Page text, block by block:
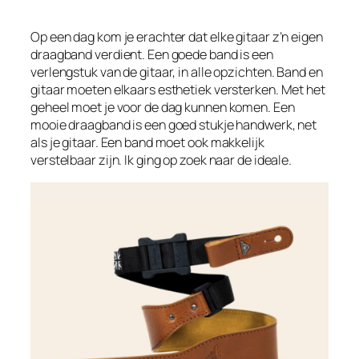
Op een dag kom je erachter dat elke gitaar z’n eigen
draagband verdient. Een goede band is een
verlengstuk van de gitaar, in alle opzichten. Band en
gitaar moeten elkaars esthetiek versterken. Met het
geheel moet je voor de dag kunnen komen. Een
mooie draagband is een goed stukje handwerk, net
als je gitaar. Een band moet ook makkelijk
verstelbaar zijn. Ik ging op zoek naar de ideale.